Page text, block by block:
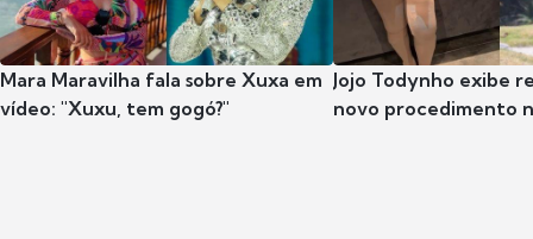
Mara Maravilha fala sobre Xuxa em
vídeo: "Xuxu, tem gogó?"
Jojo Todynho exibe
novo procedimento